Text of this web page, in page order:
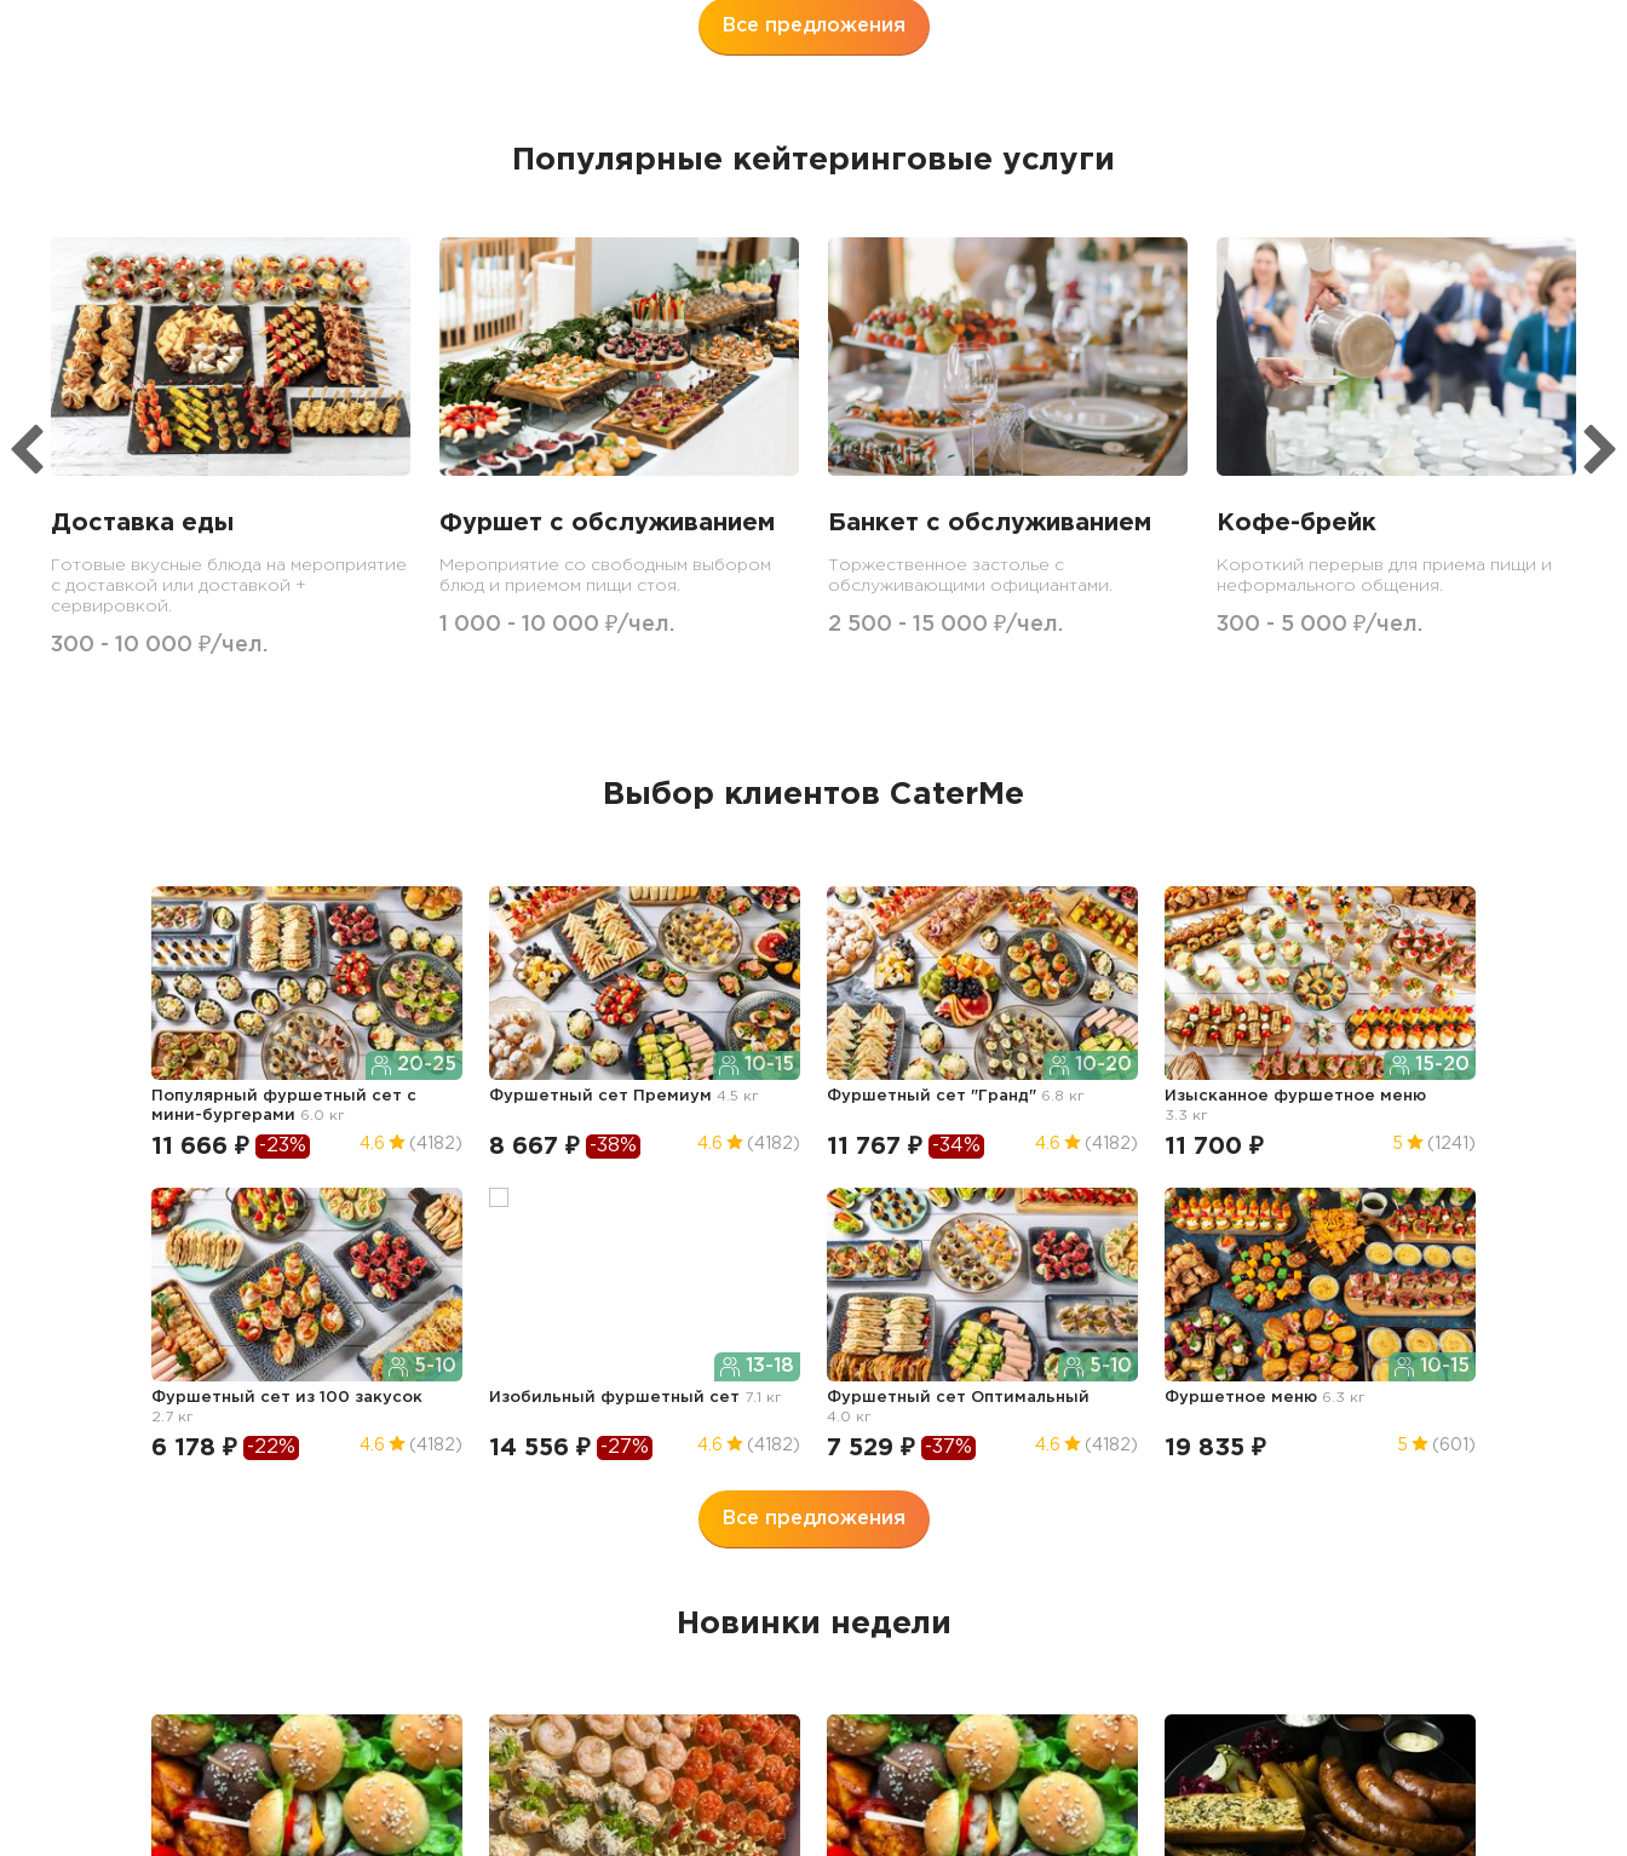
Все предложения
Популярные кейтеринговые услуги
Доставка еды
Готовые вкусные блюда на мероприятие
с доставкой или доставкой +
сервировкой.
300 - 10 000 ₽/чел.
Фуршет с обслуживанием
Мероприятие со свободным выбором
блюд и приемом пищи стоя.
1 000 - 10 000 ₽/чел.
Банкет с обслуживанием
Торжественное застолье с
обслуживающими официантами.
2 500 - 15 000 ₽/чел.
Кофе-брейк
Короткий перерыв для приема пищи и
неформального общения.
300 - 5 000 ₽/чел.
Выбор клиентов CaterMe
20-25
Популярный фуршетный сет c
мини-бургерами 6.0 кг
11 666 ₽ -23% 4.6 (4182)
10-15
Фуршетный сет Премиум4.5 кг
8 667 ₽ -38% 4.6 (4182)
10-20
Фуршетный сет "Гранд" 6.8 кг
11 767 ₽ -34% 4.6 (4182)
15-20
Изысканное фуршетное меню
3.3 кг
11 700 ₽ 5 (1241)
5-10
Фуршетный сет из 100 закусок
2.7 кг
6 178 ₽ -22% 4.6 (4182)
13-18
Изобильный фуршетный сет 7.1 кг
14 556 ₽ -27% 4.6 (4182)
5-10
Фуршетный сет Оптимальный
4.0 кг
7 529 ₽ -37% 4.6 (4182)
10-15
Фуршетное меню 6.3 кг
19 835 ₽ 5 (601)
Все предложения
Новинки недели